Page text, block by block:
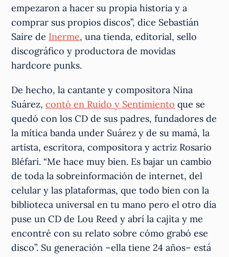
empezaron a hacer su propia historia y a
comprar sus propios discos”, dice Sebastián
Saire de Inerme, una tienda, editorial, sello
discográfico y productora de movidas
hardcore punks.
De hecho, la cantante y compositora Nina
Suárez,contó en Ruido y Sentimiento que se
quedó con los CD de sus padres, fundadores de
la mítica banda under Suárez y de su mamá, la
artista, escritora, compositora y actriz Rosario
Bléfari. “Me hace muy bien. Es bajar un cambio
de toda la sobreinformación de internet, del
celular y las plataformas, que todo bien con la
biblioteca universal en tu mano pero el otro día
puse un CD de Lou Reed y abrí la cajita y me
encontré con su relato sobre cómo grabó ese
disco”. Su generación –ella tiene 24 años– está